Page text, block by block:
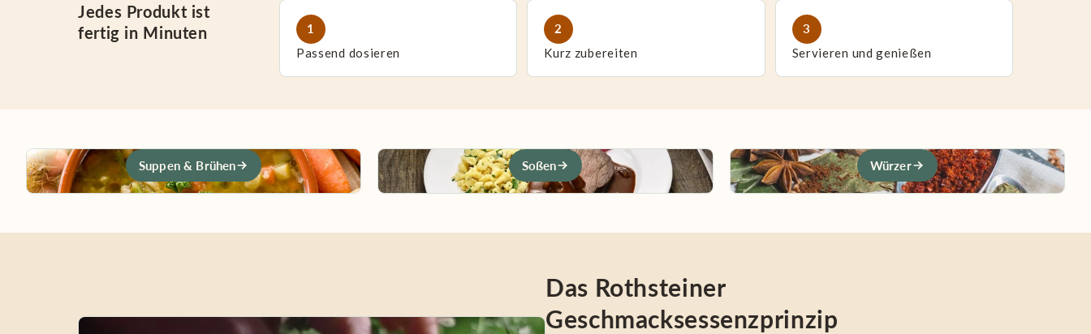
Jedes Produkt ist
fertig in Minuten
1
Passend dosieren
2
Kurz zubereiten
3
Servieren und genießen
Suppen & Brühen Soßen Würzer
Das Rothsteiner
Geschmacksessenzprinzip